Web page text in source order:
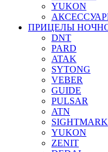
YUKON
ПРИЦЕЛЫ
DNT
PARD
ATAK
SYTONG
VEBER
GUIDE
PULSAR
ATN
SIGHTMARK
YUKON
ZENIT